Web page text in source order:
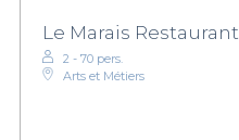
Le Marais Restaurant
2 - 70 pers.
Arts et Métiers